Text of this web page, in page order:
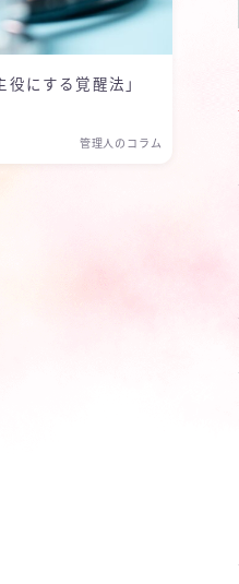
にする覚醒法」
管理人のコラム